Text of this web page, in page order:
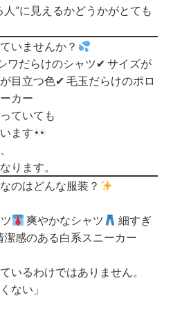
”に見えるかどうかがとても
いませんか？
ワだらけのシャツ✔ サイズが
目立つ色✔ 毛玉だらけのポロ
カー
ていても
ます
ります。
のはどんな服装？
爽やかなシャツ
細すぎ
潔感のある白系スニーカー
いるわけではありません。
ない」